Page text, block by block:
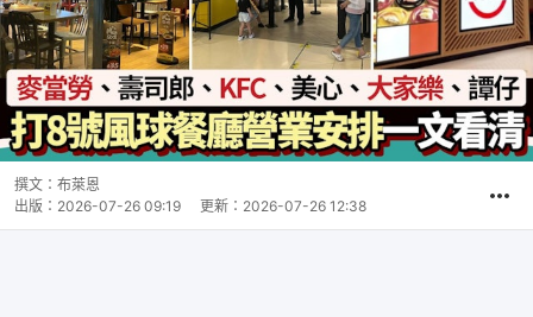
撰文： 布萊恩
出版： 2026-07-26 09:19 更新： 2026-07-26 12:38